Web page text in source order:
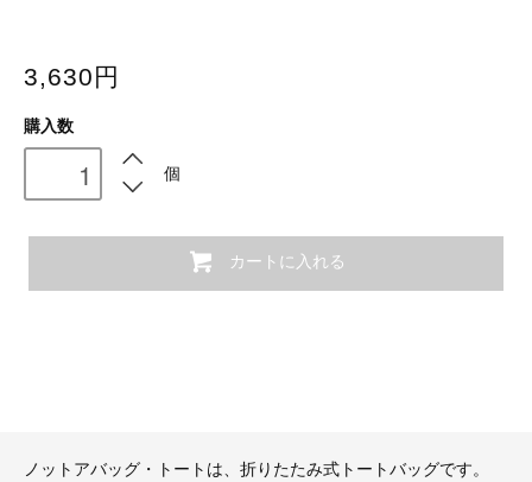
3,630円
購入数
個
カートに入れる
ノットアバッグ・トートは、折りたたみ式トートバッグです。